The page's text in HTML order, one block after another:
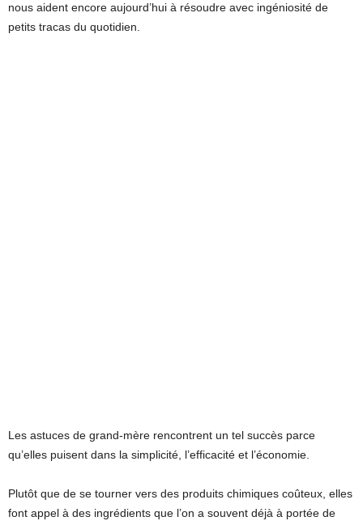
nous aident encore aujourd’hui à résoudre avec ingéniosité de
petits tracas du quotidien.
Les astuces de grand-mère rencontrent un tel succès parce
qu’elles puisent dans la simplicité, l’efficacité et l’économie.
Plutôt que de se tourner vers des produits chimiques coûteux, elles
font appel à des ingrédients que l’on a souvent déjà à portée de